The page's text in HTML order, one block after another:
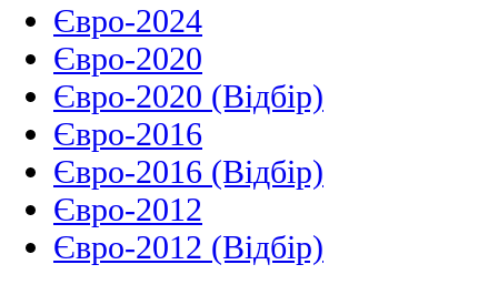
Євро-2024
Євро-2020
Євро-2020 (Відбір)
Євро-2016
Євро-2016 (Відбір)
Євро-2012
Євро-2012 (Відбір)